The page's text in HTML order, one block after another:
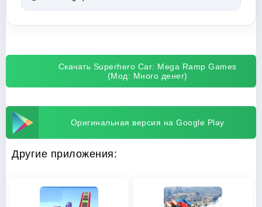
Скачать Superhero Car: Mega Ramp Games
(Мод: Много денег)
Оригинальная версия на Google Play
Другие приложения: